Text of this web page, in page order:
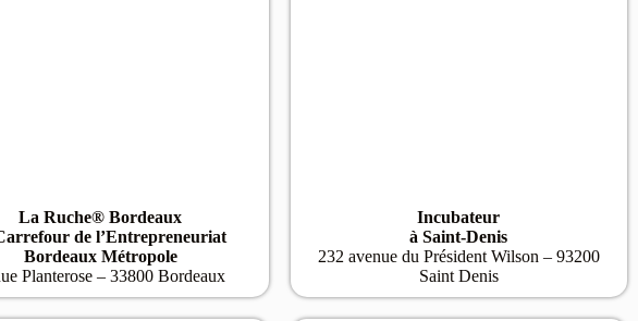
La Ruche® Bordeaux
de l’Entrepreneuriat
Bordeaux Métropole
Planterose – 33800 Bordeaux
Incubateur
à Saint-Denis
232 avenue du Président Wilson – 93200
Saint Denis